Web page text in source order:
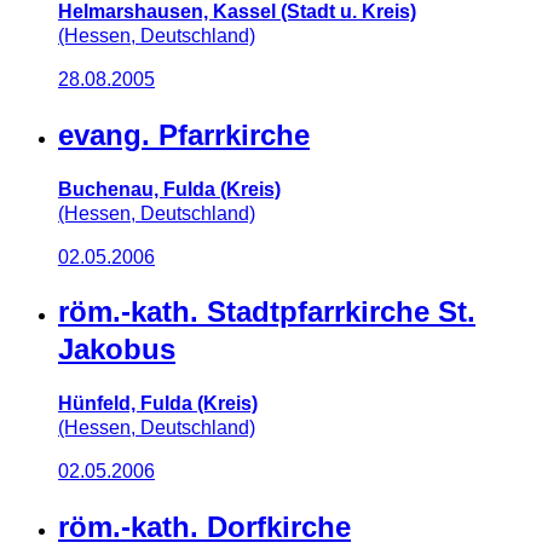
Helmarshausen, Kassel (Stadt u. Kreis)
(Hessen, Deutschland)
28.08.2005
evang. Pfarrkirche
Buchenau, Fulda (Kreis)
(Hessen, Deutschland)
02.05.2006
röm.-kath. Stadtpfarrkirche St.
Jakobus
Hünfeld, Fulda (Kreis)
(Hessen, Deutschland)
02.05.2006
röm.-kath. Dorfkirche